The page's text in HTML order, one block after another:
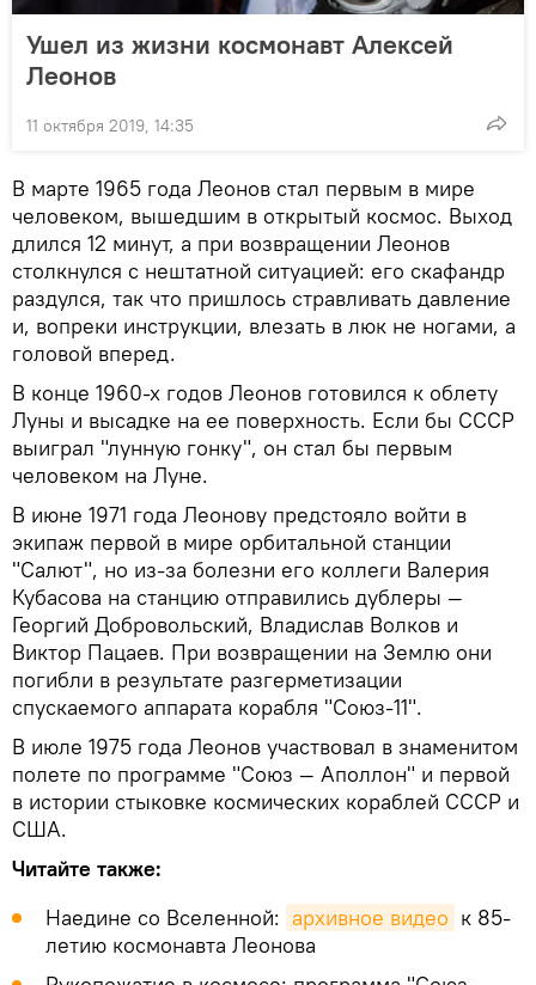
Ушел из жизни космонавт Алексей
Леонов
11 октября 2019, 14:35
В марте 1965 года Леонов стал первым в мире
человеком, вышедшим в открытый космос. Выход
длился 12 минут, а при возвращении Леонов
столкнулся с нештатной ситуацией: его скафандр
раздулся, так что пришлось стравливать давление
и, вопреки инструкции, влезать в люк не ногами, а
головой вперед.
В конце 1960-х годов Леонов готовился к облету
Луны и высадке на ее поверхность. Если бы СССР
выиграл "лунную гонку", он стал бы первым
человеком на Луне.
В июне 1971 года Леонову предстояло войти в
экипаж первой в мире орбитальной станции
"Салют", но из-за болезни его коллеги Валерия
Кубасова на станцию отправились дублеры —
Георгий Добровольский, Владислав Волков и
Виктор Пацаев. При возвращении на Землю они
погибли в результате разгерметизации
спускаемого аппарата корабля "Союз-11".
В июле 1975 года Леонов участвовал в знаменитом
полете по программе "Союз — Аполлон" и первой
в истории стыковке космических кораблей СССР и
США.
Читайте также:
Наедине со Вселенной: архивное видео к 85-
летию космонавта Леонова